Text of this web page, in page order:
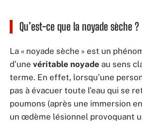
Qu’est-ce que la noyade sèche ?
La « noyade sèche » est un
d’une véritable noyade au sens
terme. En effet, lorsqu’une
pas à évacuer toute l’eau qui se
poumons (après une immersion
un œdème lésionnel provoquant